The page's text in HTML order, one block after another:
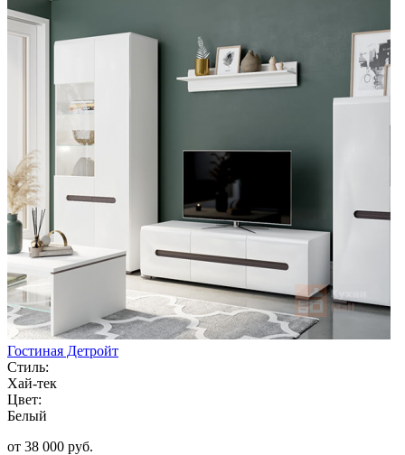
Гостиная Детройт
Стиль:
Хай-тек
Цвет:
Белый
от 38 000 руб.